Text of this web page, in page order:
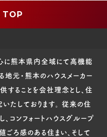
TOP
に熊本県内全域にて高機能
元・熊本のハウスメーカー
することを会社理念とし、住
たしております。 従来の住
コンフォートハウスグループ
ごろ感のある住まい、そして